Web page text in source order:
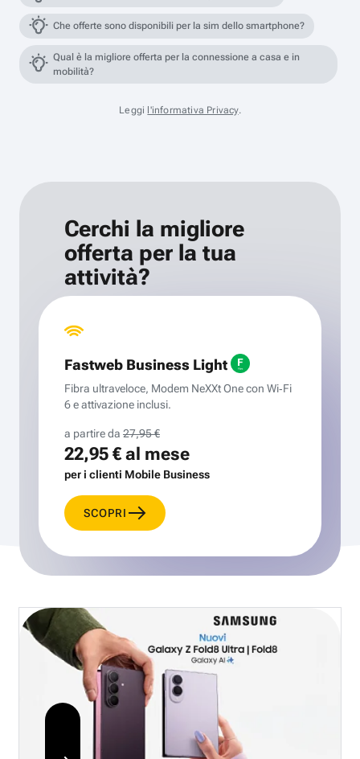
Che offerte sono disponibili per la sim dello smartphone?
Qual è la migliore offerta per la connessione a casa e in
mobilità?
Leggi l'informativa Privacy.
Cerchi la migliore
offerta per la tua
attività?
Fastweb Business Light
Fibra ultraveloce, Modem NeXXt One con Wi‑Fi
6 e attivazione inclusi.
a partire da 27,95 €
22,95 €al mese
per i clienti Mobile Business
SCOPRI